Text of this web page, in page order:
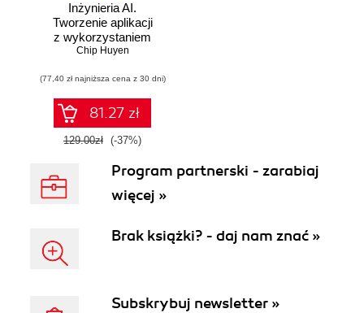
Inżynieria AI.
Tworzenie aplikacji
z wykorzystaniem
modeli bazowych
Chip Huyen
(77,40 zł najniższa cena z 30 dni)
81.27 zł
129.00zł (-37%)
Program partnerski - zarabiaj
więcej »
Brak książki? - daj nam znać »
Subskrybuj newsletter »